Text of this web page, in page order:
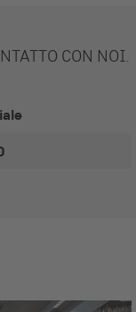
CON NOI.